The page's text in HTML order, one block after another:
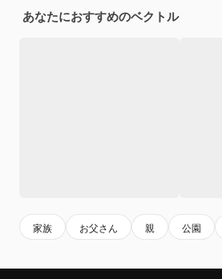
あなたにおすすめのベクトル
家族 お父さん 親 公園